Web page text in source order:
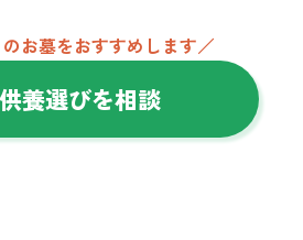
お墓をおすすめします／
養選びを相談